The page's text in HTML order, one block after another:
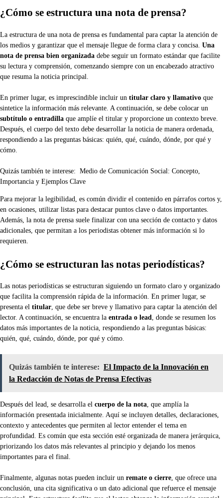
¿Cómo se estructura una nota de prensa?
La estructura de una nota de prensa es fundamental para captar la atención de
los medios y garantizar que el mensaje llegue de forma clara y concisa. Una
nota de prensa bien organizada debe seguir un formato estándar que facilite
su lectura y comprensión, comenzando siempre con un encabezado atractivo
que resuma la noticia principal.
En primer lugar, es imprescindible incluir un titular claro y llamativo que
sintetice la información más relevante. A continuación, se debe colocar un
subtítulo o entradilla que amplíe el titular y proporcione un contexto breve.
Después, el cuerpo del texto debe desarrollar la noticia de manera ordenada,
respondiendo a las preguntas básicas: quién, qué, cuándo, dónde, por qué y
cómo.
Quizás también te interese: Medio de Comunicación Social: Concepto,
Importancia y Ejemplos Clave
Para mejorar la legibilidad, es común dividir el contenido en párrafos cortos y,
en ocasiones, utilizar listas para destacar puntos clave o datos importantes.
Además, la nota de prensa suele finalizar con una sección de contacto y datos
adicionales, que permitan a los periodistas obtener más información si lo
requieren.
¿Cómo se estructuran las notas periodísticas?
Las notas periodísticas se estructuran siguiendo un formato claro y organizado
que facilita la comprensión rápida de la información. En primer lugar, se
presenta el titular, que debe ser breve y llamativo para captar la atención del
lector. A continuación, se encuentra la entrada o lead, donde se resumen los
datos más importantes de la noticia, respondiendo a las preguntas básicas:
quién, qué, cuándo, dónde, por qué y cómo.
Quizás también te interese: El Impacto de la Innovación en
la Redacción de Notas de Prensa Efectivas
Después del lead, se desarrolla el cuerpo de la nota, que amplía la
información presentada inicialmente. Aquí se incluyen detalles, declaraciones,
contexto y antecedentes que permiten al lector entender el tema en
profundidad. Es común que esta sección esté organizada de manera jerárquica,
priorizando los datos más relevantes al principio y dejando los menos
importantes para el final.
Finalmente, algunas notas pueden incluir un remate o cierre, que ofrece una
conclusión, una cita significativa o un dato adicional que refuerce el mensaje